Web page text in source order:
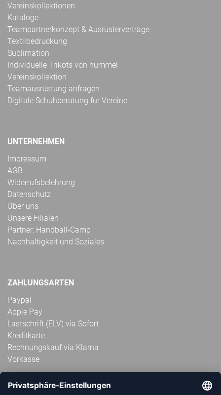
Vereinskollektionen
Kataloge
Teampartnerkonzept & Ausrüsterverträge
Textilbedruckung
Sublimation
Individuelle Trikots von hummel
Vereinskollektion
Teamausrüstung anfragen
Digitale Schuhberatung für Vereine
UNTERNEHMEN
Impressum
AGB
Widerrufsbelehrung
Datenschutz
Über uns
Unsere Filialen
Partner: Handball-Camp
Nachhaltigkeit und Soziales
ZAHLUNGSARTEN
Paypal
Apple Pay
Lastschrift (ELV) via Sofort
Kreditkarte
Rechnungskauf via Klarna
Vorkasse
ABONNIERE JETZT DEN KOSTENLOSEN